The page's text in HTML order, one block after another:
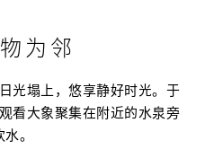
为邻
光塌上，悠享静好时光。于
看大象聚集在附近的水泉旁
。